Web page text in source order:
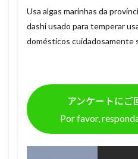
Usa algas marinhas da
dashi usado para temperar
domésticos cuidadosamente
アンケートにご
Por favor,